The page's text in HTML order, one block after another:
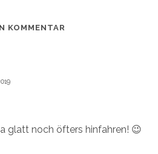
KOMMENTAR
glatt noch öfters hinfahren! 😉